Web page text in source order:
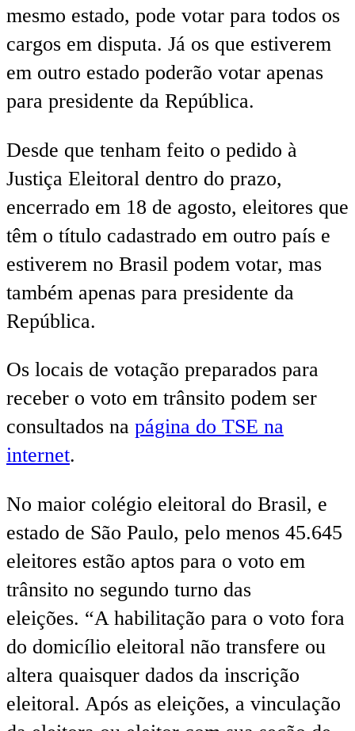
mesmo estado, pode votar para todos os
cargos em disputa. Já os que estiverem
em outro estado poderão votar apenas
para presidente da República.
Desde que tenham feito o pedido à
Justiça Eleitoral dentro do prazo,
encerrado em 18 de agosto, eleitores que
têm o título cadastrado em outro país e
estiverem no Brasil podem votar, mas
também apenas para presidente da
República.
Os locais de votação preparados para
receber o voto em trânsito podem ser
consultados na página do TSE na
internet.
No maior colégio eleitoral do Brasil, e
estado de São Paulo, pelo menos 45.645
eleitores estão aptos para o voto em
trânsito no segundo turno das
eleições. “A habilitação para o voto fora
do domicílio eleitoral não transfere ou
altera quaisquer dados da inscrição
eleitoral. Após as eleições, a vinculação